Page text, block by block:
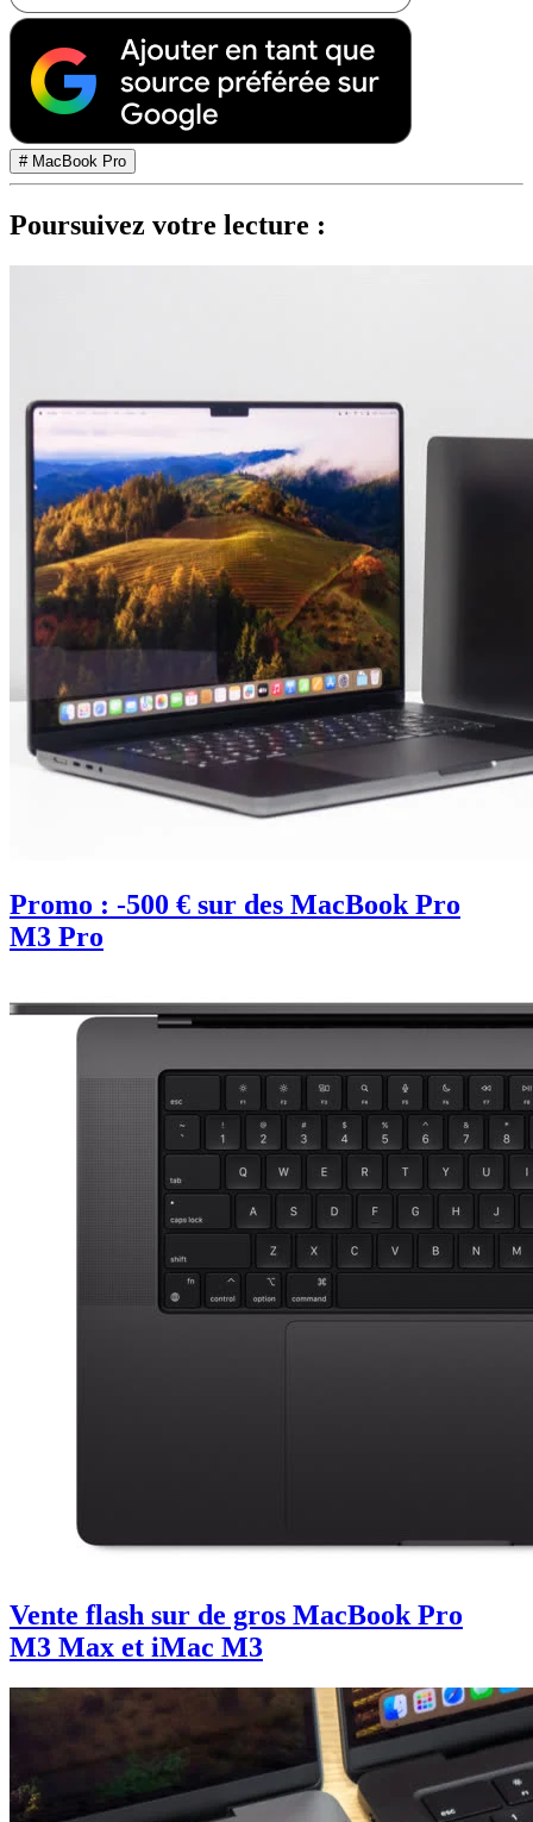
# MacBook Pro
Poursuivez votre lecture :
Promo : -500 € sur des MacBook Pro
M3 Pro
Vente flash sur de gros MacBook Pro
M3 Max et iMac M3